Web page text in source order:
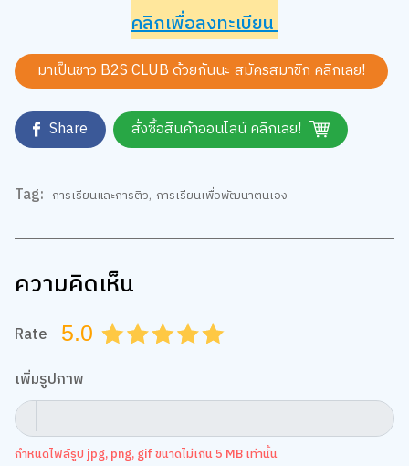
คลิกเพื่อลงทะเบียน
มาเป็นชาว B2S CLUB ด้วยกันนะ สมัครสมาชิก คลิกเลย!
Share สั่งซื้อสินค้าออนไลน์ คลิกเลย!
Tag: การเรียนและการติว, การเรียนเพื่อพัฒนาตนเอง
ความคิดเห็น
Rate 5.0 4.5
4.0
3.5
3.0
2.5
2.0
1.5
1.0
0.5
เพิ่มรูปภาพ
กำหนดไฟล์รูป jpg, png, gif ขนาดไม่เกิน 5 MB เท่านั้น